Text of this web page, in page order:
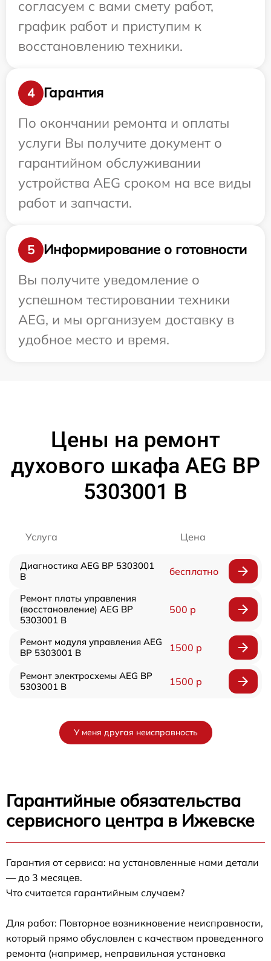
согласуем с вами смету работ,
график работ и приступим к
восстановлению техники.
4
Гарантия
По окончании ремонта и оплаты
услуги Вы получите документ о
гарантийном обслуживании
устройства AEG сроком на все виды
работ и запчасти.
5
Информирование о готовности
Вы получите уведомление о
успешном тестировании техники
AEG, и мы организуем доставку в
удобное место и время.
Цены на ремонт
духового шкафа AEG BP
5303001 B
Услуга Цена
Диагностика AEG BP 5303001
B
бесплатно
Ремонт платы управления
(восстановление) AEG BP
5303001 B
500 р
Ремонт модуля управления AEG
BP 5303001 B
1500 р
Ремонт электросхемы AEG BP
5303001 B
1500 р
У меня другая неисправность
Гарантийные обязательства
сервисного центра в Ижевске
Гарантия от сервиса: на установленные нами детали
— до 3 месяцев.
Что считается гарантийным случаем?
Для работ: Повторное возникновение неисправности,
который прямо обусловлен с качеством проведенного
ремонта (например, неправильная установка